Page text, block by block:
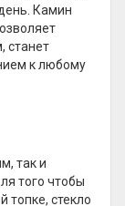
Камин
станет
к любому
так и
того чтобы
топке, стекло